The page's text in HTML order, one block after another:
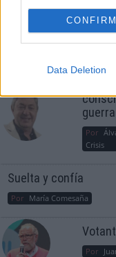
CONFIRM
Data Deletion
Por
Crisis
Suelta y confía
Por María Comesaña
Por